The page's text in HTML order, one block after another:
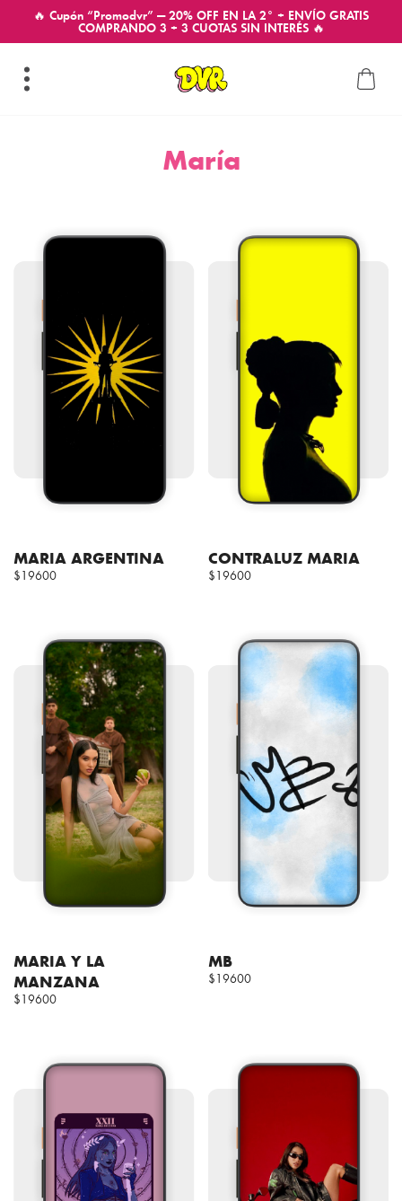
🔥 Cupón “Promodvr” — 20% OFF EN LA 2° + ENVÍO GRATIS
COMPRANDO 3 + 3 CUOTAS SIN INTERÉS 🔥
María
MARIA ARGENTINA
$19600
CONTRALUZ MARIA
$19600
MARIA Y LA
MANZANA
$19600
MB
$19600